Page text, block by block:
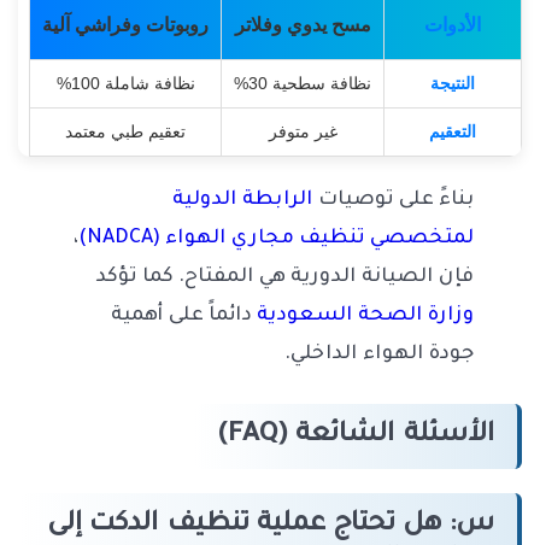
الأدوات مسح يدوي وفلاتر روبوتات وفراشي آلية
النتيجة نظافة سطحية 30% نظافة شاملة 100%
التعقيم غير متوفر تعقيم طبي معتمد
بناءً على توصيات الرابطة الدولية
لمتخصصي تنظيف مجاري الهواء (NADCA)
،
فإن الصيانة الدورية هي المفتاح. كما تؤكد
وزارة الصحة السعودية دائماً على أهمية
جودة الهواء الداخلي.
الأسئلة الشائعة (FAQ)
س: هل تحتاج عملية تنظيف الدكت إلى